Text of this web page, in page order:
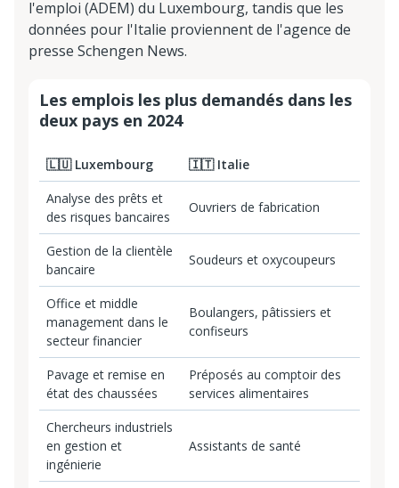
l'emploi (ADEM) du Luxembourg, tandis que les
données pour l'Italie proviennent de l'agence de
presse Schengen News.
Les emplois les plus demandés dans les
deux pays en 2024
🇱🇺 Luxembourg
🇮🇹 Italie
Analyse des prêts et
des risques bancaires
Ouvriers de fabrication
Gestion de la clientèle
bancaire
Soudeurs et oxycoupeurs
Office et middle
management dans le
secteur financier
Boulangers, pâtissiers et
confiseurs
Pavage et remise en
état des chaussées
Préposés au comptoir des
services alimentaires
Chercheurs industriels
en gestion et
ingénierie
Assistants de santé